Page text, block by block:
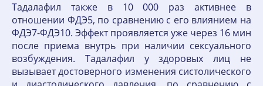
Тадалафил также в 10 000 раз активнее в
отношении ФДЭ5, по сравнению с его влиянием на
ФДЭ7-ФДЭ10. Эффект проявляется уже через 16 мин
после приема внутрь при наличии сексуального
возбуждения. Тадалафил у здоровых лиц не
вызывает достоверного изменения систолического